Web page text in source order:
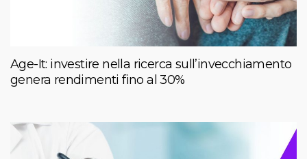
Age-It: investire nella ricerca sull’invecchiamento
genera rendimenti fino al 30%